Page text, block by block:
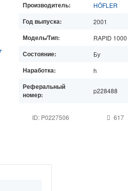
Производитель: HÖFLER
Год выпуска: 2001
Модель/Тип: RAPID 1000
Состояние: Бу
Наработка: h
Реферальный
номер:
p228488
ID: P0227506 617